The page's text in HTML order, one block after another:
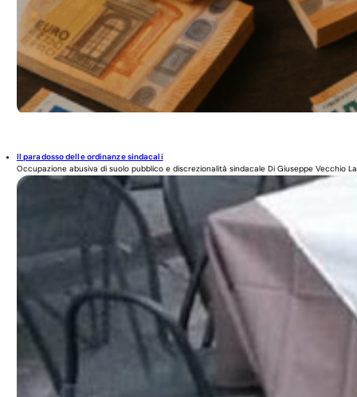
Il paradosso delle ordinanze sindacali
Occupazione abusiva di suolo pubblico e discrezionalità sindacale Di Giuseppe Vecchio La